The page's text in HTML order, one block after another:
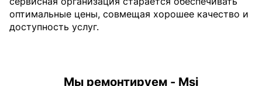
оптимальные цены, совмещая хорошее качество и
доступность услуг.
Мы ремонтируем - Msi